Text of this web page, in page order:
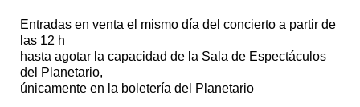
Entradas en venta el mismo día del concierto a partir de
las 12 h
hasta agotar la capacidad de la Sala de Espectáculos
del Planetario,
únicamente en la boletería del Planetario